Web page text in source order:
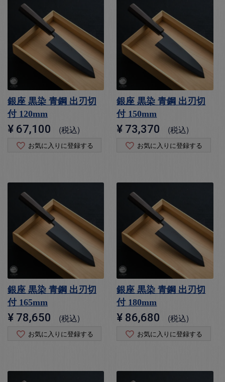
銀座 黒染 青鋼 出刃切
付 120mm
¥ 67,100 税込
お気に入りに登録する
銀座 黒染 青鋼 出刃切
付 150mm
¥ 73,370 税込
お気に入りに登録する
銀座 黒染 青鋼 出刃切
付 165mm
¥ 78,650 税込
お気に入りに登録する
銀座 黒染 青鋼 出刃切
付 180mm
¥ 86,680 税込
お気に入りに登録する